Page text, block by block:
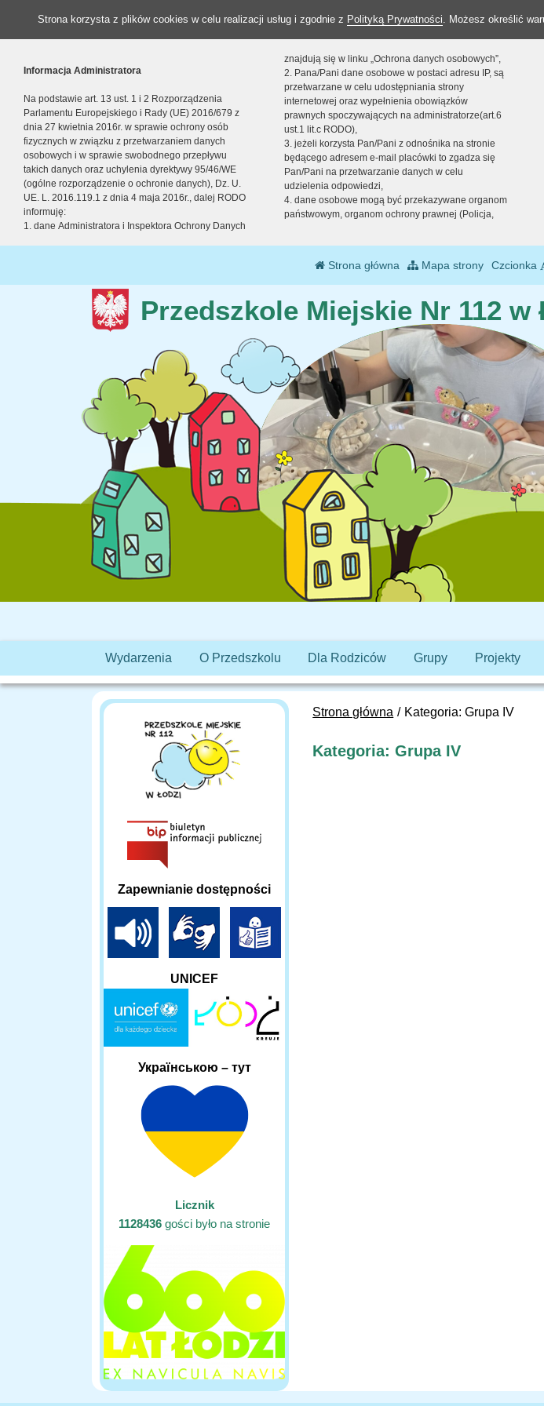
Strona korzysta z plików cookies w celu realizacji usług i zgodnie z Polityką Prywatności. Możesz określić
Informacja Administratora
Na podstawie art. 13 ust. 1 i 2 Rozporządzenia
Parlamentu Europejskiego i Rady (UE) 2016/679 z
dnia 27 kwietnia 2016r. w sprawie ochrony osób
fizycznych w związku z przetwarzaniem danych
osobowych i w sprawie swobodnego przepływu
takich danych oraz uchylenia dyrektywy 95/46/WE
(ogólne rozporządzenie o ochronie danych), Dz. U.
UE. L. 2016.119.1 z dnia 4 maja 2016r., dalej RODO
informuję:
1. dane Administratora i Inspektora Ochrony Danych
znajdują się w linku „Ochrona danych osobowych”,
2. Pana/Pani dane osobowe w postaci adresu IP, są
przetwarzane w celu udostępniania strony
internetowej oraz wypełnienia obowiązków
prawnych spoczywających na administratorze(art.6
ust.1 lit.c RODO),
3. jeżeli korzysta Pan/Pani z odnośnika na stronie
będącego adresem e-mail placówki to zgadza się
Pan/Pani na przetwarzanie danych w celu
udzielenia odpowiedzi,
4. dane osobowe mogą być przekazywane organom
państwowym, organom ochrony prawnej (Policja,
Strona główna Mapa strony Czcionka
Przedszkole Miejskie Nr 112 w
Wydarzenia O Przedszkolu Dla Rodziców Grupy Projekty
Zapewnianie dostępności
UNICEF
Українською – тут
Licznik
1128436 gości było na stronie
Strona główna Kategoria: Grupa IV
Kategoria: Grupa IV